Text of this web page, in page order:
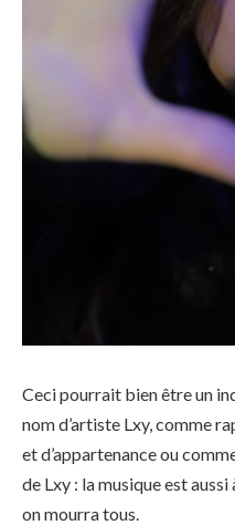
Ceci pourrait bien être un
nom d’artiste Lxy, comme
et d’appartenance ou
de Lxy : la musique est
on mourra tous.